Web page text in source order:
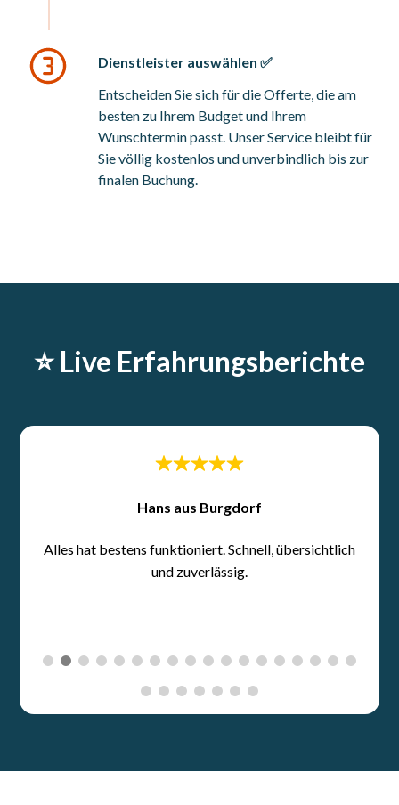
Dienstleister auswählen ✅
Entscheiden Sie sich für die Offerte, die am
besten zu Ihrem Budget und Ihrem
Wunschtermin passt. Unser Service bleibt für
Sie völlig kostenlos und unverbindlich bis zur
finalen Buchung.
⭐️ Live Erfahrungsberichte